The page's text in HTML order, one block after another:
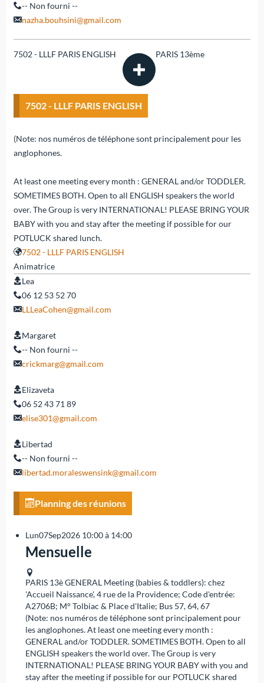
-- Non fourni --
nazha.bouhsini@gmail.com
7502 - LLLF PARIS ENGLISH PARIS 13ème
7502 - LLLF PARIS ENGLISH
(Note: nos numéros de téléphone sont principalement pour les
anglophones.
At least one meeting every month : GENERAL and/or TODDLER.
SOMETIMES BOTH. Open to all ENGLISH speakers the world
over. The Group is very INTERNATIONAL! PLEASE BRING YOUR
BABY with you and stay after the meeting if possible for our
POTLUCK shared lunch.
7502 - LLLF PARIS ENGLISH
Animatrice
Lea
06 12 53 52 70
LLLeaCohen@gmail.com
Margaret
-- Non fourni --
crickmarg@gmail.com
Elizaveta
06 52 43 71 89
elise301@gmail.com
Libertad
-- Non fourni --
libertad.moraleswensink@gmail.com
Planning des réunions
Lun07Sep2026 10:00 à 14:00
Mensuelle
PARIS 13èGENERAL Meeting (babies & toddlers): chez
'Accueil Naissance', 4 rue de la Providence; Code d'entrée:
A2706B; M° Tolbiac & Place d'Italie; Bus 57, 64, 67
(Note: nos numéros de téléphone sont principalement pour
les anglophones. At least one meeting every month :
GENERAL and/or TODDLER. SOMETIMES BOTH. Open to all
ENGLISH speakers the world over. The Group is very
INTERNATIONAL! PLEASE BRING YOUR BABY with you and
stay after the meeting if possible for our POTLUCK shared